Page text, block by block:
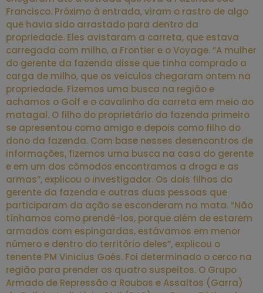
Francisco. Próximo à entrada, viram o rastro de algo
que havia sido arrastado para dentro da
propriedade. Eles avistaram a carreta, que estava
carregada com milho, a Frontier e o Voyage. “A mulher
do gerente da fazenda disse que tinha comprado a
carga de milho, que os veículos chegaram ontem na
propriedade. Fizemos uma busca na região e
achamos o Golf e o cavalinho da carreta em meio ao
matagal. O filho do proprietário da fazenda primeiro
se apresentou como amigo e depois como filho do
dono da fazenda. Com base nesses desencontros de
informações, fizemos uma busca na casa do gerente
e em um dos cômodos encontramos a droga e as
armas”, explicou o investigador. Os dois filhos do
gerente da fazenda e outras duas pessoas que
participaram da ação se esconderam na mata. “Não
tínhamos como prendê-los, porque além de estarem
armados com espingardas, estávamos em menor
número e dentro do território deles”, explicou o
tenente PM Vinicius Goés. Foi determinado o cerco na
região para prender os quatro suspeitos. O Grupo
Armado de Repressão a Roubos e Assaltos (Garra)